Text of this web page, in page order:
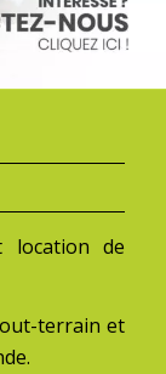
location de
terrain et